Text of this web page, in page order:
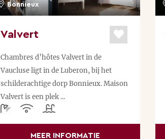
Bonnieux
Valvert
Chambres d’hôtes Valvert in de
Vaucluse ligt in de Luberon, bij het
schilderachtige dorp Bonnieux. Maison
Valvert is een plek ...
MEER INFORMATIE